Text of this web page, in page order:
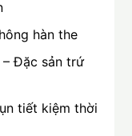
hàn the
– Đặc sản trứ
tiết kiệm thời